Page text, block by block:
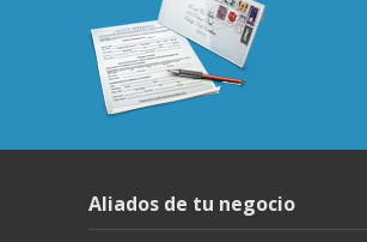
Aliados de tu negocio